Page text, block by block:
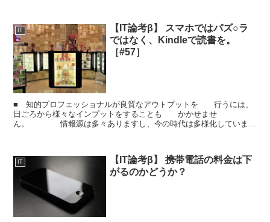
IT
【IT論考β】 スマホではパズ○ラ
ではなく、Kindleで読書を。
［#57］
■ 知的プロフェッショナルが良質なアウトプットを 行うには、
日ごろから様々なインプットをすることも かかせませ
ん。 情報源は多々ありますし、今の時代は多様化しています
IT
【IT論考β】 携帯電話の料金は下
がるのかどうか？